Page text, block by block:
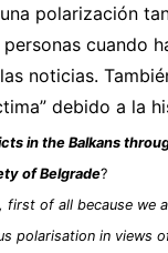
polarización
cuando
noticias.
debido a la
in the Balkans
of Belgrade?
first of all because we
polarisation in views